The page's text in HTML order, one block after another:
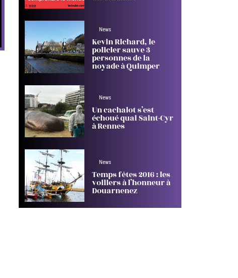
News
Kevin Richard, le
policier sauve 3
personnes de la
noyade à Quimper
News
Un cachalot s’est
échoué quai Saint-Cyr
à Rennes
News
Temps fêtes 2016 : les
voiliers à l’honneur à
Douarnenez